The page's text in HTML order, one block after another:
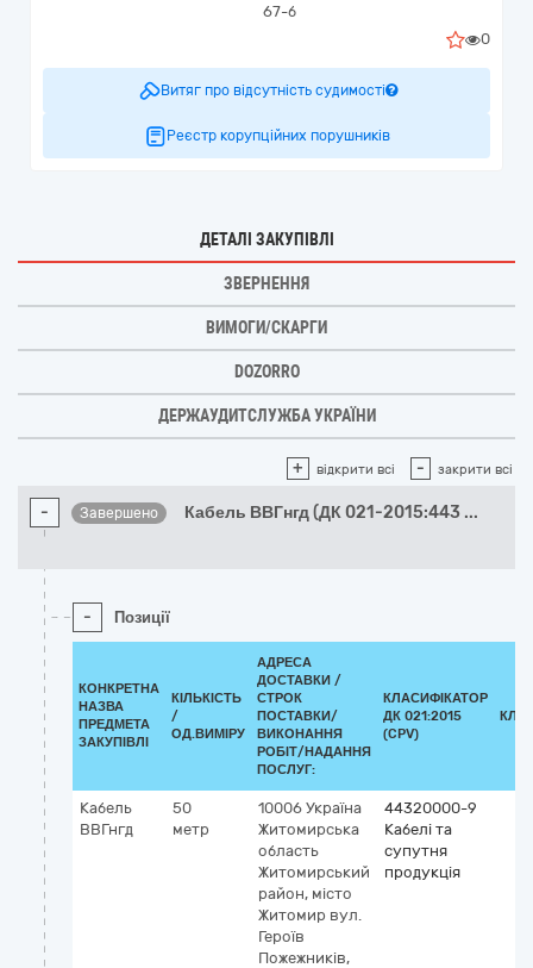
67-б
0
Витяг про відсутність судимості
Реєстр корупційних порушників
ДЕТАЛІ ЗАКУПІВЛІ
ЗВЕРНЕННЯ
ВИМОГИ/СКАРГИ
DOZORRO
ДЕРЖАУДИТСЛУЖБА УКРАЇНИ
+ відкрити всі - закрити всі
- Завершено Кабель ВВГнгд (ДК 021-2015:443 ...
- Позиції
КОНКРЕТНА
НАЗВА
ПРЕДМЕТА
ЗАКУПІВЛІ
КІЛЬКІСТЬ
/
ОД.ВИМІРУ
АДРЕСА
ДОСТАВКИ /
СТРОК
ПОСТАВКИ/
ВИКОНАННЯ
РОБІТ/НАДАННЯ
ПОСЛУГ:
КЛАСИФІКАТОР
ДК 021:2015
(CPV)
Кабель
ВВГнгд
50
метр
10006 Україна
Житомирська
область
Житомирський
район, місто
Житомир вул.
Героїв
Пожежників,
44320000-9
Кабелі та
супутня
продукція